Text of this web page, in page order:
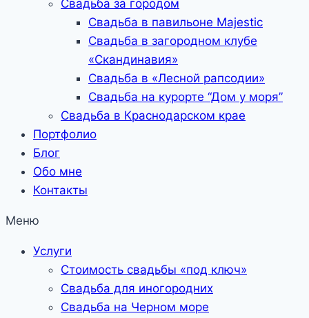
Свадьба за городом
Свадьба в павильоне Majestic
Свадьба в загородном клубе
«Скандинавия»
Свадьба в «Лесной рапсодии»
Свадьба на курорте “Дом у моря”
Свадьба в Краснодарском крае
Портфолио
Блог
Обо мне
Контакты
Меню
Услуги
Стоимость свадьбы «под ключ»
Свадьба для иногородних
Свадьба на Черном море